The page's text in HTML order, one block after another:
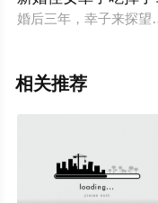
婚后三年，幸子来探望
相关推荐